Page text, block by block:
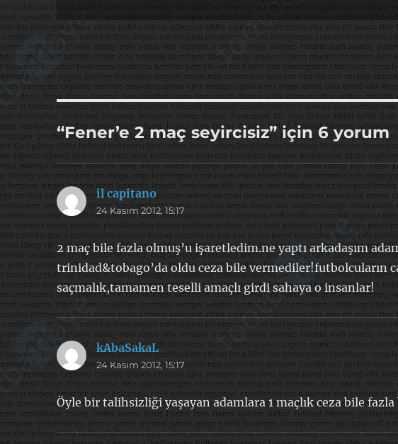
“Fener’e 2 maç seyircisiz” için 6 yorum
il capitanodedi
ki:
24 Kasım 2012, 15:17
2 maç bile fazla olmuş’u işaretledim.ne yaptı arkadaşım
trinidad&tobago’da oldu ceza bile vermediler!futbolcuların
saçmalık,tamamen teselli amaçlı girdi sahaya o insanlar!
kAbaSakaL dedi
ki:
24 Kasım 2012, 15:17
Öyle bir talihsizliği yaşayan adamlara 1 maçlık ceza bile fazla